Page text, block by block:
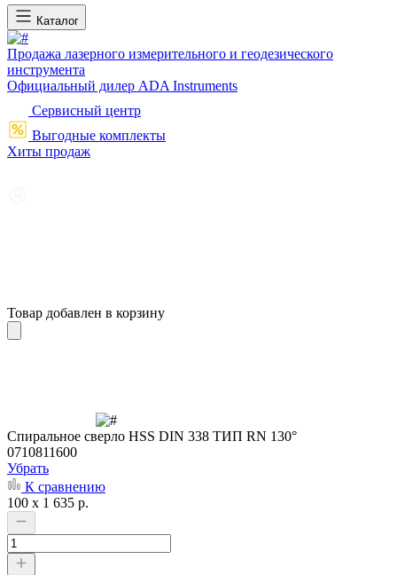
Каталог
Продажа лазерного измерительного и геодезического
инструмента
Официальный дилер ADA Instruments
Сервисный центр
Выгодные комплекты
Хиты продаж
Товар добавлен в корзину
Cпиральное сверло HSS DIN 338 ТИП RN 130°
0710811600
Убрать
К сравнению
100 x 1 635 р.